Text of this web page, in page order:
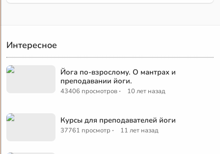
Интересное
Йога по-взрослому. О мантрах и
преподавании йоги.
43406 просмотров · 10 лет назад
Курсы для преподавателей йоги
37761 просмотр · 11 лет назад